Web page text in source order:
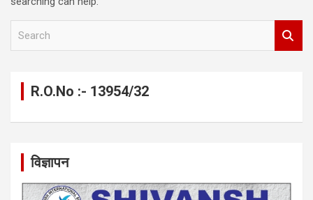
R.O.No :- 13954/32
विज्ञापन